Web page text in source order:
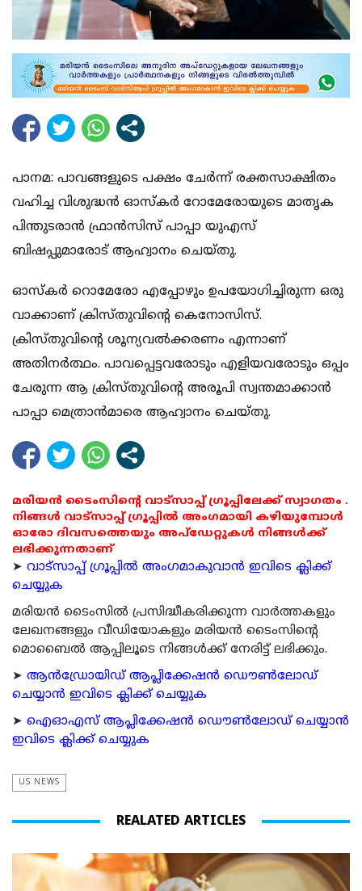
പാനമ: പാവങ്ങളുടെ പക്ഷം ചേര്‍ന്ന് രക്തസാക്ഷിതം
വഹിച്ച വിശുദ്ധന്‍ ഓസ്‌കര്‍ റോമേരോയുടെ മാതൃക
പിന്തുടരാന്‍ ഫ്രാന്‍സിസ് പാപ്പാ യുഎസ്
ബിഷപ്പുമാരോട് ആഹ്വാനം ചെയ്തു.
ഓസ്‌കര്‍ റൊമേരോ എപ്പോഴും ഉപയോഗിച്ചിരുന്ന ഒരു
വാക്കാണ് ക്രിസ്തുവിന്റെ കെനോസിസ്.
ക്രിസ്തുവിന്റെ ശൂന്യവല്‍ക്കരണം എന്നാണ്
അതിനര്‍ത്ഥം. പാവപ്പെട്ടവരോടും എളിയവരോടും ഒപ്പം
ചേരുന്ന ആ ക്രിസ്തുവിന്റെ അരൂപി സ്വന്തമാക്കാന്‍
പാപ്പാ മെത്രാന്‍മാരെ ആഹ്വാനം ചെയ്തു.
മരിയൻ ടൈംസിന്റെ വാട്സാപ്പ് ഗ്രൂപ്പിലേക്ക് സ്വാഗതം .
നിങ്ങൾ വാട്സാപ്പ് ഗ്രൂപ്പിൽ അംഗമായി കഴിയുമ്പോൾ
ഓരോ ദിവസത്തെയും അപ്ഡേറ്റുകൾ നിങ്ങൾക്ക്
ലഭിക്കുന്നതാണ്
➤ വാട്സാപ്പ് ഗ്രൂപ്പിൽ അംഗമാകുവാൻ ഇവിടെ ക്ലിക്ക്
ചെയ്യുക
മരിയന്‍ ടൈംസില്‍ പ്രസിദ്ധീകരിക്കുന്ന വാര്‍ത്തകളും
ലേഖനങ്ങളും വീഡിയോകളും മരിയന്‍ ടൈംസിന്റെ
മൊബൈല്‍ ആപ്പിലൂടെ നിങ്ങള്‍ക്ക് നേരിട്ട് ലഭിക്കും.
➤ ആന്‍ഡ്രോയിഡ് ആപ്ലിക്കേഷന്‍ ഡൌണ്‍ലോഡ്
ചെയ്യാന്‍ ഇവിടെ ക്ലിക്ക് ചെയ്യുക
➤ ഐഓഎസ് ആപ്ലിക്കേഷന്‍ ഡൌണ്‍ലോഡ് ചെയ്യാന്‍
ഇവിടെ ക്ലിക്ക് ചെയ്യുക
US NEWS
REALATED ARTICLES